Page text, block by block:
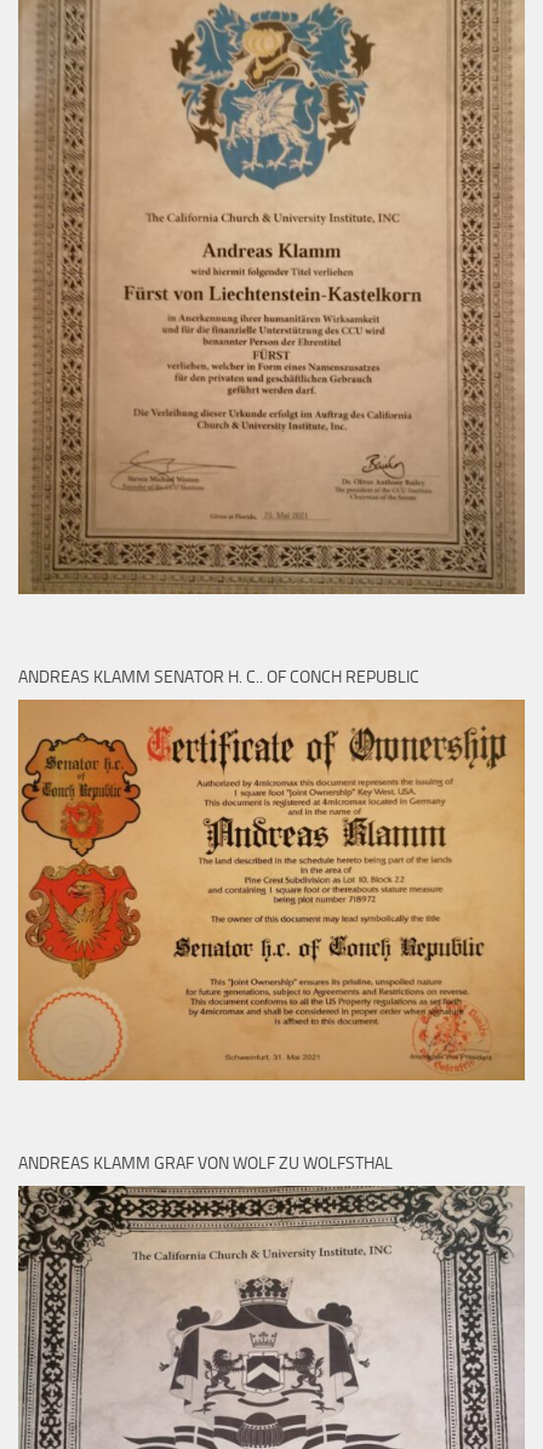
ANDREAS KLAMM SENATOR H. C.. OF CONCH REPUBLIC
ANDREAS KLAMM GRAF VON WOLF ZU WOLFSTHAL